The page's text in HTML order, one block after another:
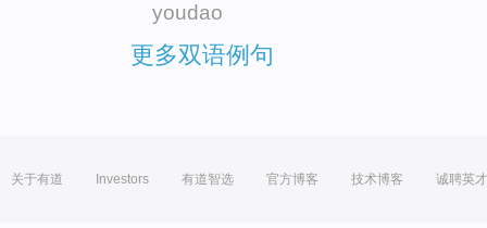
youdao
更多双语例句
关于有道 Investors 有道智选 官方博客 技术博客 诚聘英才